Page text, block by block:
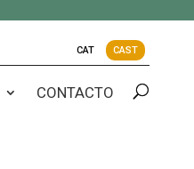
CAST
CAT
CONTACTO